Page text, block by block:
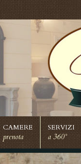
CAMERE
prenota
SERVIZI
a 360°